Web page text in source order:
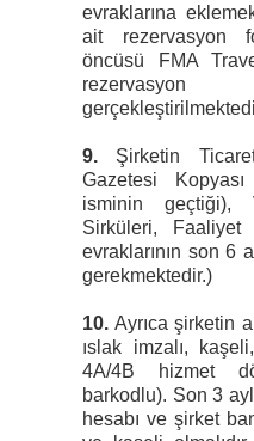
evraklarına
ait rezervasyon
öncüsü FMA
9. Şirketin
Gazetesi
isminin geçtiği),
Sirküleri,
evraklarının son 6
gerekmektedir.)
10. Ayrıca şirketin
ıslak imzalı,
4A/4B hizmet
barkodlu). Son 3
hesabı ve şirket